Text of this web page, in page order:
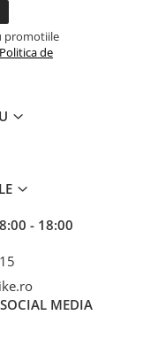
promotiile
Politica de
- 18:00
MEDIA